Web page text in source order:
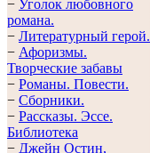
− Уголок любовного
романа.
− Литературный герой.
− Афоризмы.
Творческие забавы
− Романы. Повести.
− Сборники.
− Рассказы. Эссe.
Библиотека
− Джейн Остин,